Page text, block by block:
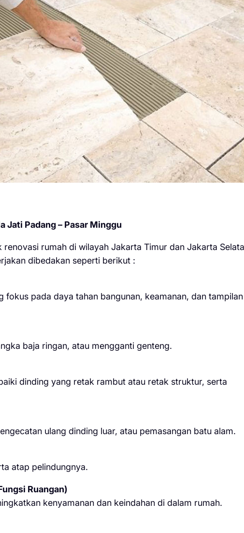
Jati Padang – Pasar Minggu
rumah di wilayah Jakarta Timur dan Jakarta
dibedakan seperti berikut :
fokus pada daya tahan bangunan, keamanan, dan tampilan
baja ringan, atau mengganti genteng.
dinding yang retak rambut atau retak struktur, serta
ulang dinding luar, atau pemasangan batu alam.
atap pelindungnya.
Ruangan)
kenyamanan dan keindahan di dalam rumah.